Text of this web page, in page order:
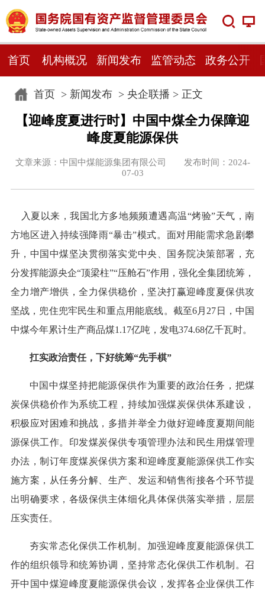
首页 机构概况 新闻发布 监管动态 政务公开
首页> 新闻发布> 央企联播 > 正文
【迎峰度夏进行时】中国中煤全力保障迎
峰度夏能源保供
文章来源：中国中煤能源集团有限公司 发布时间：2024-
07-03
入夏以来，我国北方多地频频遭遇高温“烤验”天气，南
方地区进入持续强降雨“暴击”模式。面对用能需求急剧攀
升，中国中煤坚决贯彻落实党中央、国务院决策部署，充
分发挥能源央企“顶梁柱”“压舱石”作用，强化全集团统筹，
全力增产增供，全力保供稳价，坚决打赢迎峰度夏保供攻
坚战，兜住兜牢民生和重点用能底线。截至6月27日，中国
中煤今年累计生产商品煤1.17亿吨，发电374.68亿千瓦时。
扛实政治责任，下好统筹“先手棋”
中国中煤坚持把能源保供作为重要的政治任务，把煤
炭保供稳价作为系统工程，持续加强煤炭保供体系建设，
积极应对困难和挑战，多措并举全力做好迎峰度夏期间能
源保供工作。印发煤炭保供专项管理办法和民生用煤管理
办法，制订年度煤炭保供方案和迎峰度夏能源保供工作实
施方案，从任务分解、生产、发运和销售衔接各个环节提
出明确要求，各级保供主体细化具体保供落实举措，层层
压实责任。
夯实常态化保供工作机制。加强迎峰度夏能源保供工
作的组织领导和统筹协调，坚持常态化保供工作机制。召
开中国中煤迎峰度夏能源保供会议，发挥各企业保供工作